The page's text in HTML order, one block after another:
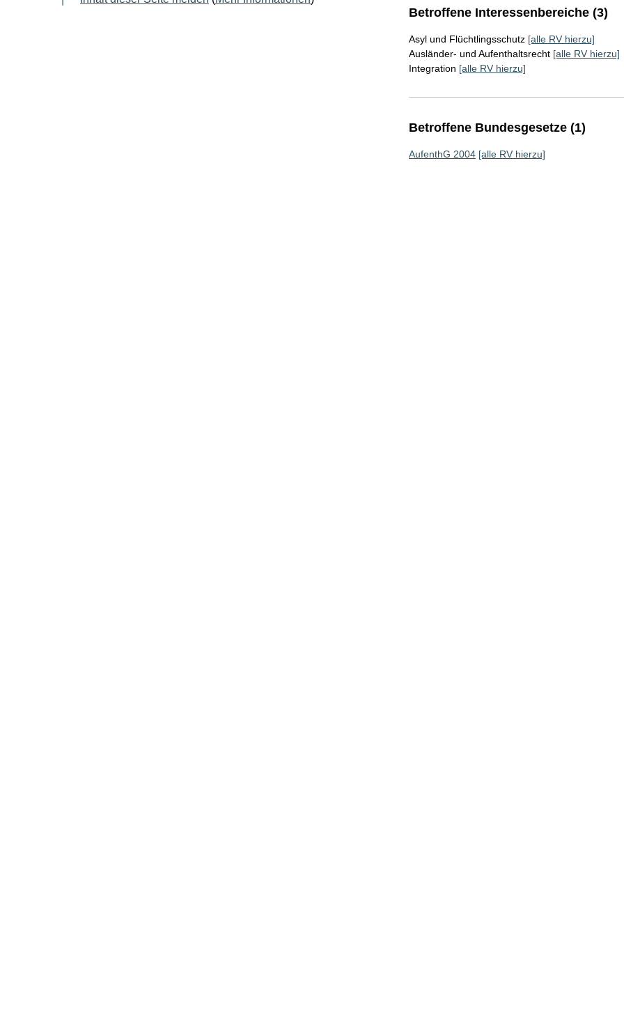
Betroffene Interessenbereiche (3)
Asyl und Flüchtlingsschutz [alle RV hierzu]
Ausländer- und Aufenthaltsrecht [alle RV hierzu]
Integration [alle RV hierzu]
Betroffene Bundesgesetze (1)
AufenthG 2004 [alle RV hierzu]